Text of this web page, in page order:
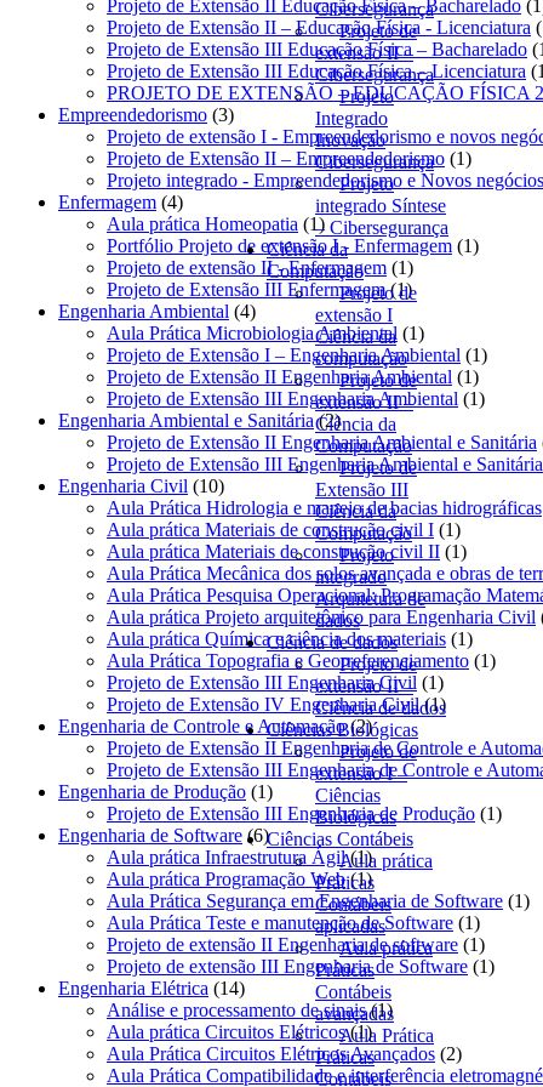
Cibersegurança
Projeto de
extensão II –
Cibersegurança
Projeto
Integrado
Inovação
Cibersegurança
Projeto
integrado Síntese
– Cibersegurança
Ciência da
Computação
Projeto de
extensão I
Ciência da
computação
Projeto de
extensão II –
Ciência da
Computação
Projeto de
Extensão III
Ciência da
Computação
Projeto
integrado
Arquitetura de
dados
Ciência de dados
Projeto de
extensão II –
Ciência de dados
Ciências Biológicas
Projeto de
extensão I –
Ciências
Biológicas
Ciências Contábeis
Aula prática
Práticas
Contábeis
aplicadas
Aula prática
Práticas
Contábeis
avançadas
Aula Prática
Práticas
Contábeis
Projeto de Extensão II Educação Física – Bacharelado 1
Projeto de Extensão II – Educação Física - Licenciatura
Projeto de Extensão III Educação Física – Bacharelado 1
Projeto de Extensão III Educação Física – Licenciatura 1
PROJETO DE EXTENSÃO – EDUCAÇÃO FÍSICA
Empreendedorismo 33
produtos
Projeto de extensão I - Empreendedorismo e novos
Projeto de Extensão II – Empreendedorismo 11
produto
Projeto integrado - Empreendedorismo e Novos negócios
Enfermagem 44
produtos
Aula prática Homeopatia 11
produto
Portfólio Projeto de extensão I - Enfermagem 11
Projeto de extensão II - Enfermagem 11
produto
Projeto de Extensão III Enfermagem 11
Engenharia Ambiental 44
produtos
Aula Prática Microbiologia Ambiental 11
produto
Projeto de Extensão I – Engenharia Ambiental 11
Projeto de Extensão II Engenharia Ambiental 11
produto
Projeto de Extensão III Engenharia Ambiental 11
Engenharia Ambiental e Sanitária 22
produtos
Projeto de Extensão II Engenharia Ambiental e Sanitária
Projeto de Extensão III Engenharia Ambiental e Sanitária
Engenharia Civil 1010
produtos
Aula Prática Hidrologia e manejo de bacias hidrográficas
Aula prática Materiais de construção civil I 11
produto
Aula prática Materiais de construção civil II 11
produto
Aula Prática Mecânica dos solos avançada e obras de
Aula Prática Pesquisa Operacional: Programação
Aula prática Projeto arquitetônico para Engenharia Civil
Aula prática Química e ciência dos materiais 11
produto
Aula Prática Topografia e Georreferenciamento 11
Projeto de Extensão III Engenharia Civil 11
produto
Projeto de Extensão IV Engenharia Civil 11
Engenharia de Controle e Automação 22
produtos
Projeto de Extensão II Engenharia de Controle e
Projeto de Extensão III Engenharia de Controle e
Engenharia de Produção 11
produto
Projeto de Extensão III Engenharia de Produção 11
Engenharia de Software 66
produtos
Aula prática Infraestrutura Ágil 11
produto
Aula prática Programação Web 11
produto
Aula Prática Segurança em Engenharia de Software 11
Aula Prática Teste e manutenção de Software 11
produto
Projeto de extensão II Engenharia de software 11
produto
Projeto de extensão III Engenharia de Software 11
Engenharia Elétrica 1414
produtos
Análise e processamento de sinais 11
produto
Aula prática Circuitos Elétricos 11
produto
Aula Prática Circuitos Elétricos Avançados 22
produtos
Aula Prática Compatibilidade e interferência